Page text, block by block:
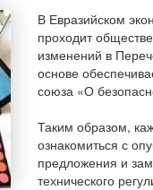
В Евразийском
проходит
изменений в
основе
союза «О
Таким образом,
ознакомиться с
предложения и
технического